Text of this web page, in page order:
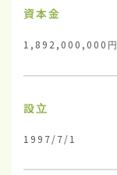
資本金
1,892,000,000円
設立
1997/7/1